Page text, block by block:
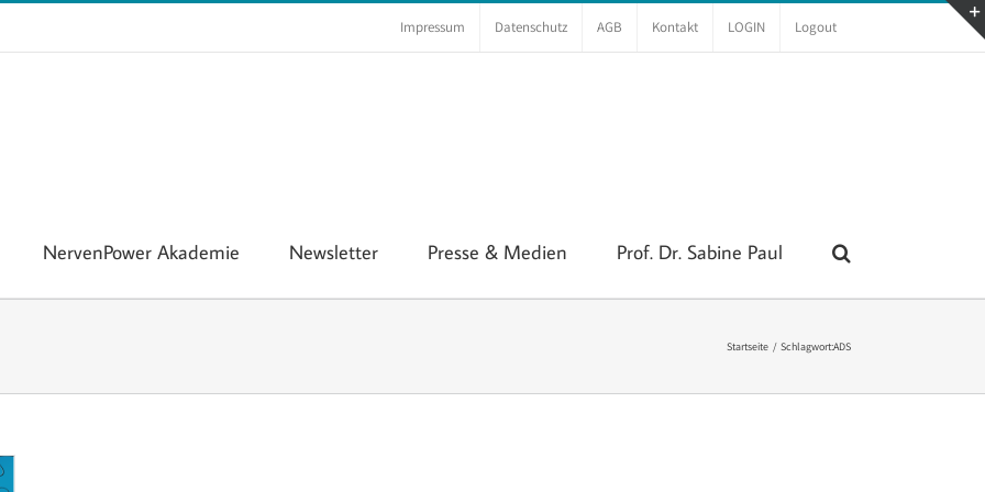
Impressum Datenschutz AGB Kontakt LOGIN Logout
NervenPower Akademie Newsletter Presse & Medien Prof. Dr. Sabine Paul
Startseite Schlagwort:ADS